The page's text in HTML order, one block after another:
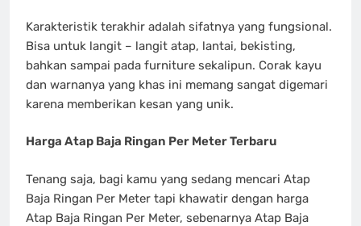
Karakteristik terakhir adalah sifatnya yang fungsional.
Bisa untuk langit – langit atap, lantai, bekisting,
bahkan sampai pada furniture sekalipun. Corak kayu
dan warnanya yang khas ini memang sangat digemari
karena memberikan kesan yang unik.
Harga Atap Baja Ringan Per MeterTerbaru
Tenang saja, bagi kamu yang sedang mencari Atap
Baja Ringan Per Meter tapi khawatir dengan harga
Atap Baja Ringan Per Meter, sebenarnya Atap Baja